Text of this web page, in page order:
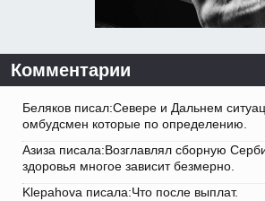
Комментарии
Беляков писал:Севере и Дальнем
омбудсмен которые по определению.
Азиза писала:Возглавлял сборную
здоровья многое зависит безмерно.
Klepahova писала:Что после выплат.